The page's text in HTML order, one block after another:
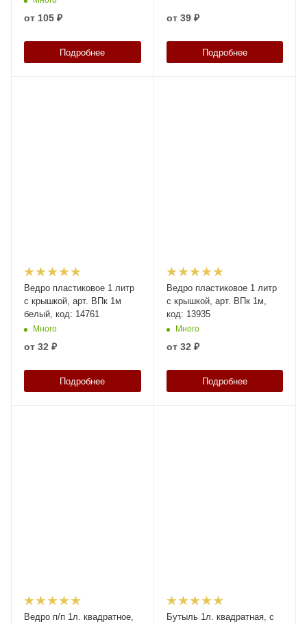
от 105 ₽
Подробнее
от 39 ₽
Подробнее
Ведро пластиковое 1 литр
с крышкой, арт. ВПк 1м
белый, код: 14761
Много
от 32 ₽
Подробнее
Ведро пластиковое 1 литр
с крышкой, арт. ВПк 1м,
код: 13935
Много
от 32 ₽
Подробнее
Ведро п/п 1л. квадратное,
Бутыль 1л. квадратная, с